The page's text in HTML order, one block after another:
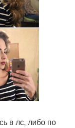
в лс, либо по